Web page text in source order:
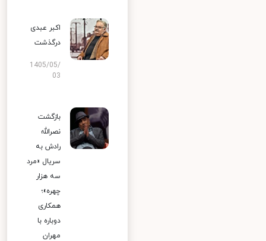
اکبر عبدی
درگذشت
1405/05/
03
بازگشت
نصرالله
رادش به
سریال «مرد
سه هزار
چهره»؛
همکاری
دوباره با
مهران